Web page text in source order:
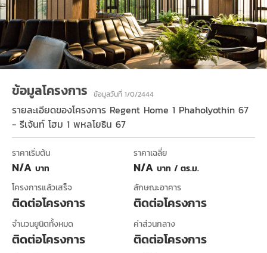
ข้อมูลโครงการ ข้อมูลวันที่ 1/0/2444
รายละเอียดของโครงการ Regent Home 1 Phaholyothin 67
- รีเจ้นท์ โฮม 1 พหลโยธิน 67
ราคาเริ่มต้น
N/A บาท
ราคาเฉลี่ย
N/A บาท / ตร.ม.
โครงการแล้วเสร็จ
ติดต่อโครงการ
ลักษณะอาคาร
ติดต่อโครงการ
จำนวนยูนิตทั้งหมด
ติดต่อโครงการ
ค่าส่วนกลาง
ติดต่อโครงการ